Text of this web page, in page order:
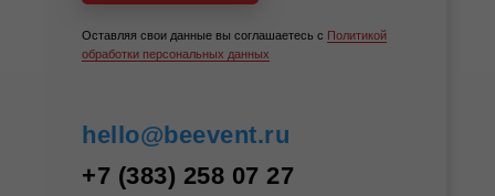
Оставляя свои данные вы соглашаетесь с Политикой
обработки персональных данных
hello@beevent.ru
+7 (383) 258 07 27